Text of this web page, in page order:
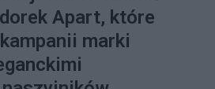
Apart, które
marki